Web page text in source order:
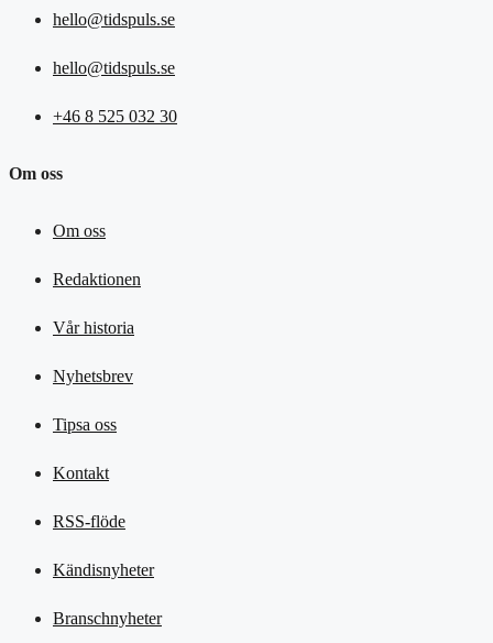
hello@tidspuls.se
hello@tidspuls.se
+46 8 525 032 30
Om oss
Om oss
Redaktionen
Vår historia
Nyhetsbrev
Tipsa oss
Kontakt
RSS-flöde
Kändisnyheter
Branschnyheter